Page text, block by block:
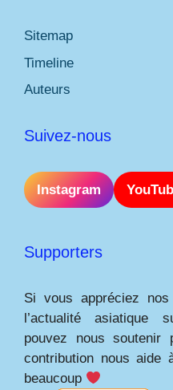
Sitemap
Timeline
Auteurs
Suivez-nous
Instagram
Supporters
Si vous appréciez
l’actualité asiatique
pouvez nous soutenir
contribution nous
beaucoup